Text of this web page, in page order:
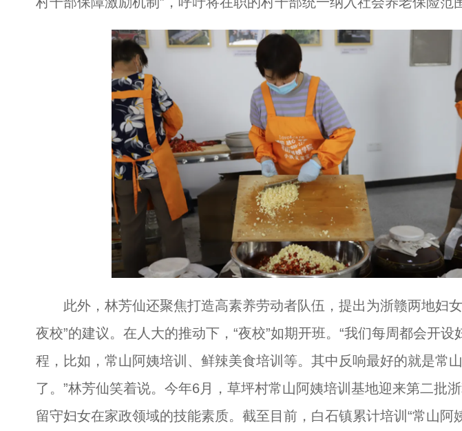
此外，林芳仙还聚焦打造高素养劳动者队伍，提出为浙赣两地妇女
夜校”的建议。在人大的推动下，“夜校”如期开班。“我们每周都会开设
程，比如，常山阿姨培训、鲜辣美食培训等。其中反响最好的就是常
了。”林芳仙笑着说。今年6月，草坪村常山阿姨培训基地迎来第二批
留守妇女在家政领域的技能素质。截至目前，白石镇累计培训“常山阿